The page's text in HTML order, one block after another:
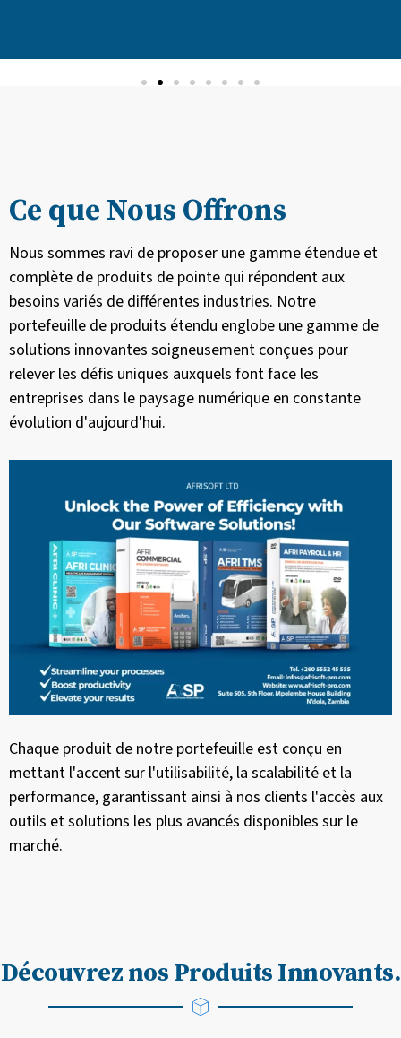
Ce que Nous Offrons
Nous sommes ravi de proposer une gamme étendue et
complète de produits de pointe qui répondent aux
besoins variés de différentes industries. Notre
portefeuille de produits étendu englobe une gamme de
solutions innovantes soigneusement conçues pour
relever les défis uniques auxquels font face les
entreprises dans le paysage numérique en constante
évolution d'aujourd'hui.
Chaque produit de notre portefeuille est conçu en
mettant l'accent sur l'utilisabilité, la scalabilité et la
performance, garantissant ainsi à nos clients l'accès aux
outils et solutions les plus avancés disponibles sur le
marché.
Découvrez nos Produits Innovants.